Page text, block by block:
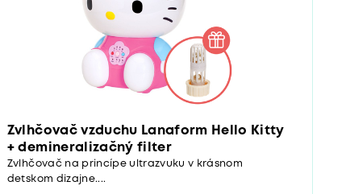
Zvlhčovač vzduchu Lanaform Hello Kitty
+ demineralizačný filter
Zvlhčovač na princípe ultrazvuku v krásnom
detskom dizajne....